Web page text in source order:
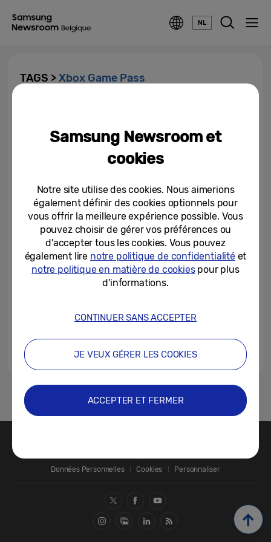
NL
TAGS >Xbox Game Pass
12-07-2022
1
Données Personnelles
Cookies Personnaliser
Samsung Newsroom et
cookies
Notre site utilise des cookies. Nous aimerions
également définir des cookies optionnels pour
vous offrir la meilleure expérience possible. Vous
pouvez choisir de gérer vos préférences ou
d'accepter tous les cookies. Vous pouvez
également lire notre politique de confidentialitéet
notre politique en matière de cookiespour plus
d'informations.
CONTINUER SANS ACCEPTER
JE VEUX GÉRER LES COOKIES
ACCEPTER ET FERMER